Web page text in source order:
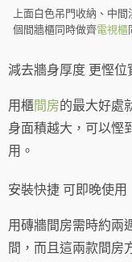
上面白色吊門收納、中
個間牆櫃同時做齊電視櫃
減去牆身厚度 更慳位
用櫃間房的最大好處
身面積越大，可以慳
用。
安裝快捷 可即晚使用
用磚牆間房需時約兩
間，而且這兩款間房